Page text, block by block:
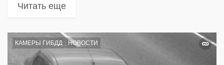
Читать еще
КАМЕРЫ ГИБДД НОВОСТИ